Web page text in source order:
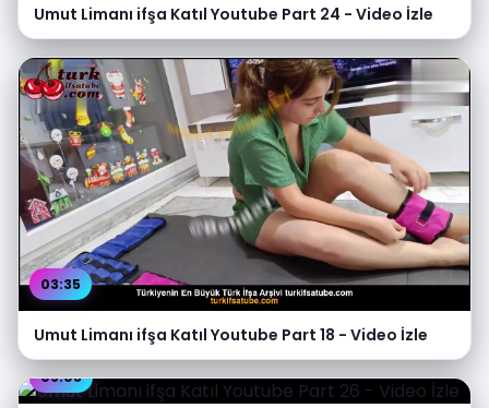
Umut Limanı ifşa Katıl Youtube Part 24 - Video İzle
03:35
Umut Limanı ifşa Katıl Youtube Part 18 - Video İzle
09:03